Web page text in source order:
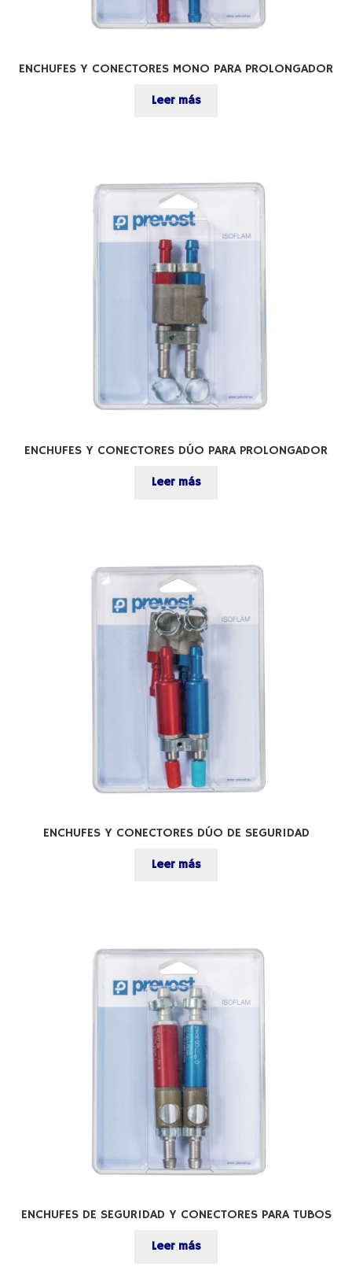
ENCHUFES Y CONECTORES MONO PARA PROLONGADOR
Leer más
ENCHUFES Y CONECTORES DÚO PARA PROLONGADOR
Leer más
ENCHUFES Y CONECTORES DÚO DE SEGURIDAD
Leer más
ENCHUFES DE SEGURIDAD Y CONECTORES PARA TUBOS
Leer más